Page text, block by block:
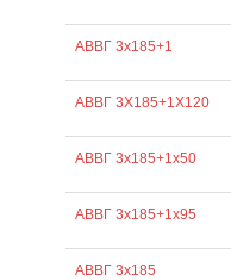
АВВГ 3х185+1
АВВГ 3Х185+1Х120
АВВГ 3х185+1х50
АВВГ 3х185+1х95
АВВГ 3х185